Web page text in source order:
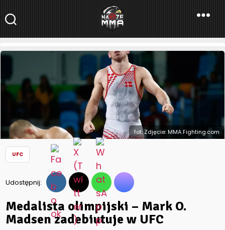
NaszeMMA
NaszeMMA.pl»Aktualności»Świat»UFC»Medalista olimpijski –
Mark O. Madsen zadebiutuje w UFC
fot. Zdjęcie: MMA Fighting.com
UFC
Udostępnij:
Medalista olimpijski – Mark O.
Madsen zadebiutuje w UFC